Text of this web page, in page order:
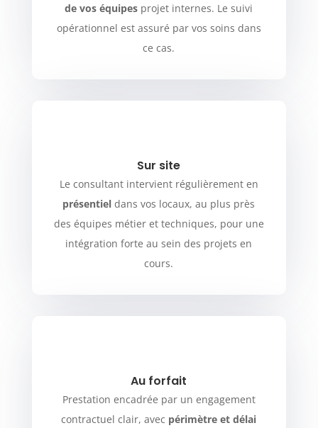
de vos équipes projet internes. Le suivi
opérationnel est assuré par vos soins dans
ce cas.
Sur site
Le consultant intervient régulièrement en
présentiel dans vos locaux, au plus près
des équipes métier et techniques, pour une
intégration forte au sein des projets en
cours.
Au forfait
Prestation encadrée par un engagement
contractuel clair, avec périmètre et délai